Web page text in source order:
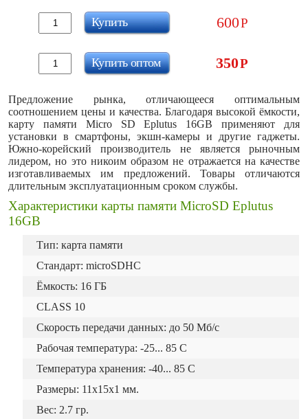
600Р
Купить
350Р
Купить оптом
Предложение рынка, отличающееся оптимальным
соотношением цены и качества. Благодаря высокой ёмкости,
карту памяти Micro SD Eplutus 16GB применяют для
установки в смартфоны, экшн-камеры и другие гаджеты.
Южно-корейский производитель не является рыночным
лидером, но это никоим образом не отражается на качестве
изготавливаемых им предложений. Товары отличаются
длительным эксплуатационным сроком службы.
Характеристики карты памяти MicroSD Eplutus
16GB
Тип: карта памяти
Стандарт: microSDHC
Ёмкость: 16 ГБ
CLASS 10
Скорость передачи данных: до 50 Мб/с
Рабочая температура: -25... 85 C
Температура хранения: -40... 85 C
Размеры: 11x15x1 мм.
Вес: 2.7 гр.